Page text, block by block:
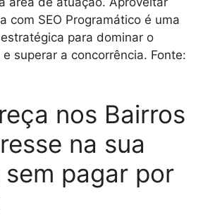
com SEO Programático é uma
para dominar o
superar a concorrência. Fonte:
nos Bairros
na sua
sem pagar por